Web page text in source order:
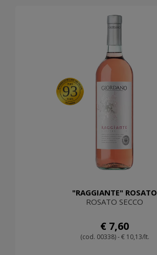
93
"RAGGIANTE" ROSATO
ROSATO SECCO
€ 7,60
(cod. 00338) - € 10,13/lt.